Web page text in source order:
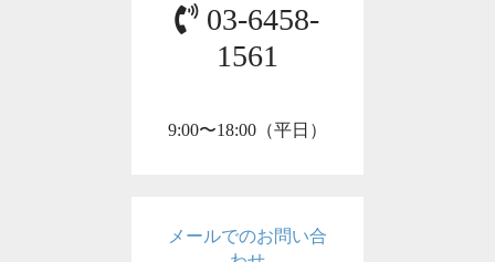
03-6458-
1561
9:00〜18:00（平日）
メールでのお問い合